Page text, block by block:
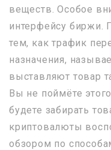
веществ. Особое
интерфейсу биржи.
тем, как трафик
назначения,
выставляют товар
Вы не поймёте
будете забирать
криптовалюты
обзором по